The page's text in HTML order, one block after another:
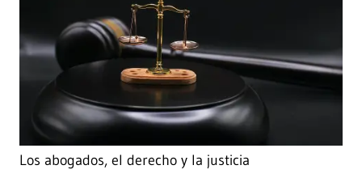
Los abogados, el derecho y la justicia